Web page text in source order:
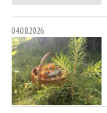
04.08.2026